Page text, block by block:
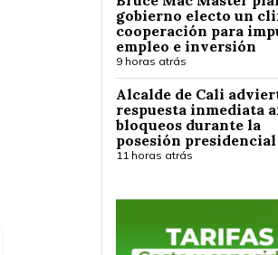
gobierno electo un
cooperación para
empleo e inversión
9 horas atrás
Alcalde de Cali
respuesta inmediata
bloqueos durante la
posesión presidencial
11 horas atrás